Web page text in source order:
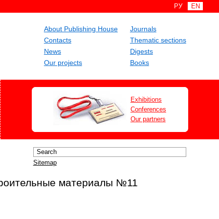
РУ EN
About Publishing House
Contacts
News
Our projects
Journals
Thematic sections
Digests
Books
Exhibitions
Conferences
Our partners
Sitemap
материалы №11